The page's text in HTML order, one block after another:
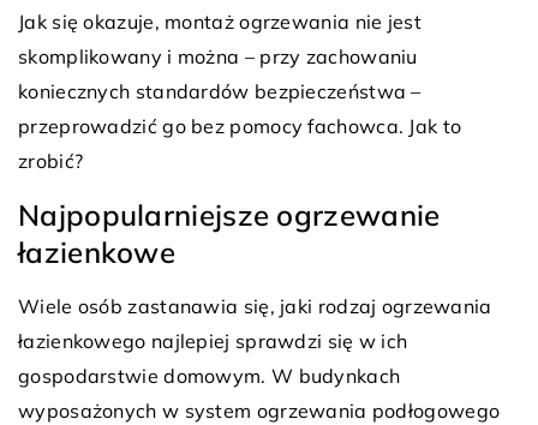
Jak się okazuje, montaż ogrzewania nie jest
skomplikowany i można – przy zachowaniu
koniecznych standardów bezpieczeństwa –
przeprowadzić go bez pomocy fachowca. Jak to
zrobić?
Najpopularniejsze ogrzewanie
łazienkowe
Wiele osób zastanawia się, jaki rodzaj ogrzewania
łazienkowego najlepiej sprawdzi się w ich
gospodarstwie domowym. W budynkach
wyposażonych w system ogrzewania podłogowego